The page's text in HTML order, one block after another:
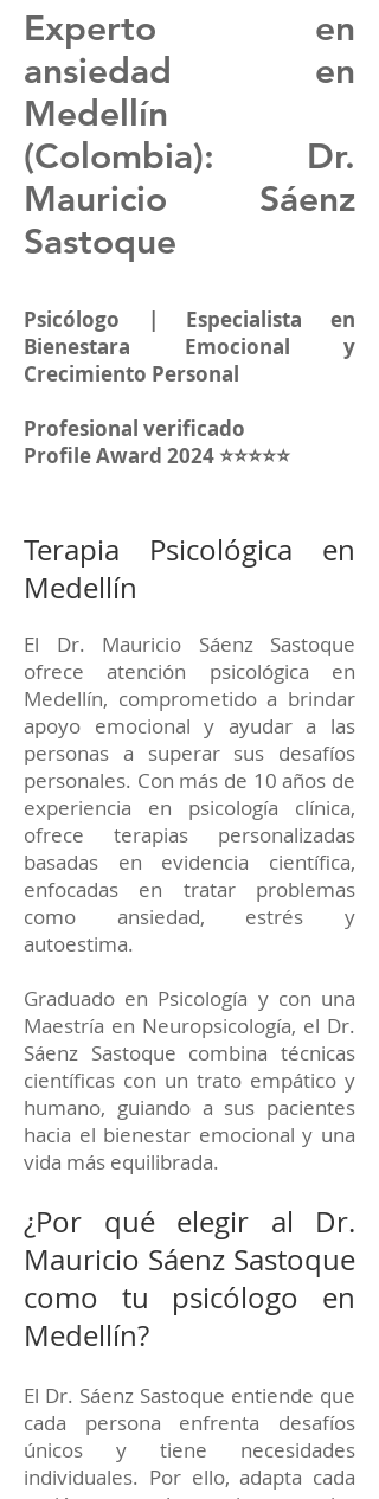
Experto en
ansiedad en
Medellín
(Colombia): Dr.
Mauricio Sáenz
Sastoque
Psicólogo | Especialista en
Bienestara Emocional y
Crecimiento Personal
Profesional verificado
Profile Award 2024 ⭐⭐⭐⭐⭐
Terapia Psicológica en
Medellín
El Dr. Mauricio Sáenz Sastoque
ofrece atención psicológica en
Medellín, comprometido a brindar
apoyo emocional y ayudar a las
personas a superar sus desafíos
personales. Con más de 10 años de
experiencia en psicología clínica,
ofrece terapias personalizadas
basadas en evidencia científica,
enfocadas en tratar problemas
como ansiedad, estrés y
autoestima.
Graduado en Psicología y con una
Maestría en Neuropsicología, el Dr.
Sáenz Sastoque combina técnicas
científicas con un trato empático y
humano, guiando a sus pacientes
hacia el bienestar emocional y una
vida más equilibrada.
¿Por qué elegir al Dr.
Mauricio Sáenz Sastoque
como tu psicólogo en
Medellín?
El Dr. Sáenz Sastoque entiende que
cada persona enfrenta desafíos
únicos y tiene necesidades
individuales. Por ello, adapta cada